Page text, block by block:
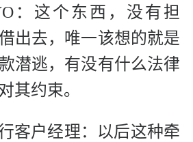
：这个东西，没有担
出去，唯一该想的就是
潜逃，有没有什么法律
其约束。
客户经理：以后这种牵